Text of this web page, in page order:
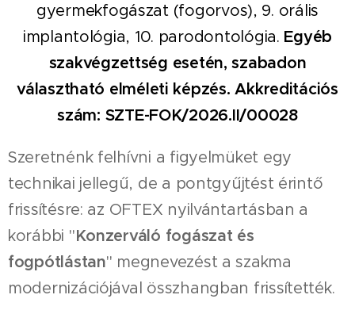
gyermekfogászat (fogorvos), 9. orális
implantológia, 10. parodontológia. Egyéb
szakvégzettség esetén, szabadon
választható elméleti képzés.Akkreditációs
szám: SZTE-FOK/2026.II/00028
Szeretnénk felhívni a figyelmüket egy
technikai jellegű, de a pontgyűjtést érintő
frissítésre: az OFTEX nyilvántartásban a
korábbi "Konzerváló fogászat és
fogpótlástan" megnevezést a szakma
modernizációjával összhangban frissítették.